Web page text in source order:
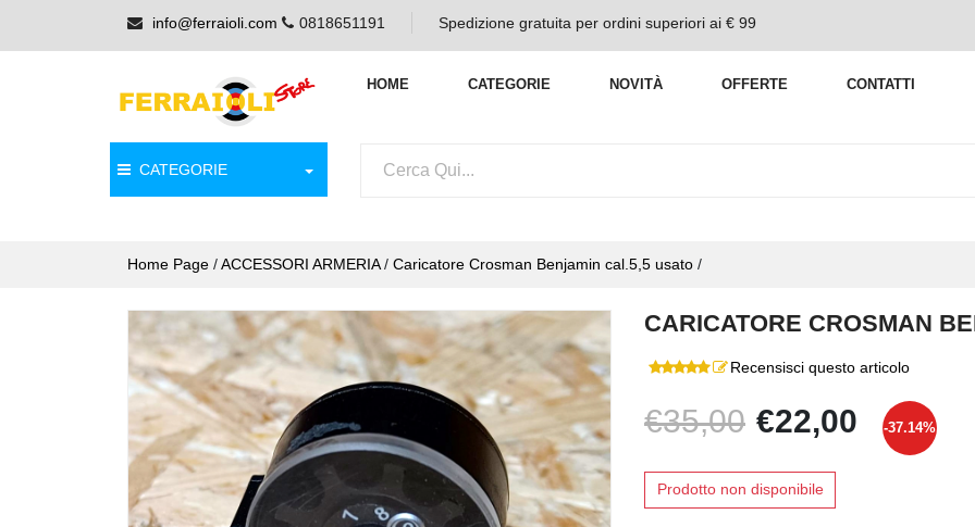
info@ferraioli.com 0818651191 Spedizione gratuita per ordini superiori ai € 99
HOME CATEGORIE NOVITÀ OFFERTE CONTATTI
CATEGORIE
Home Page /ACCESSORI ARMERIA/ Caricatore Crosman Benjamin cal.5,5 usato /
CARICATORE CROSMAN
Recensisci questo articolo
€35,00 €22,00 -37.14%
Prodotto non disponibile